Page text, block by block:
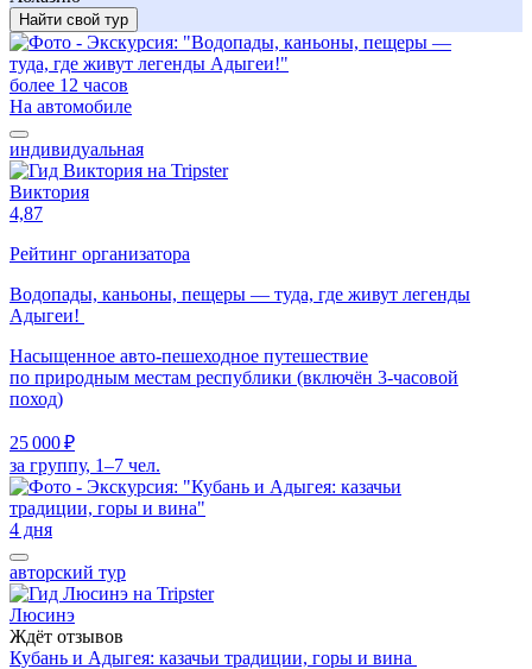
Найти свой тур
более 12 часов
На автомобиле
индивидуальная
Виктория
4,87
Рейтинг организатора
Водопады, каньоны, пещеры — туда, где живут легенды
Адыгеи!
Насыщенное авто-пешеходное путешествие
по природным местам республики (включён 3-часовой
поход)
25 000 ₽
за группу, 1–7 чел.
4 дня
авторский тур
Люсинэ
Ждёт отзывов
Кубань и Адыгея: казачьи традиции, горы и вина